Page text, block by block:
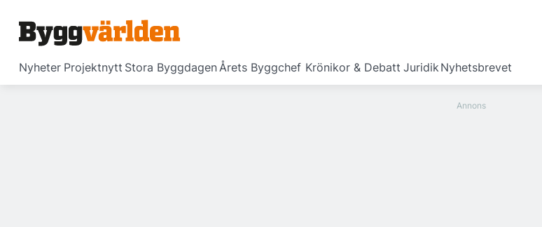
Nyheter Projektnytt Stora ByggdagenÅrets Byggchef Krönikor & Debatt JuridikNyhetsbrevet